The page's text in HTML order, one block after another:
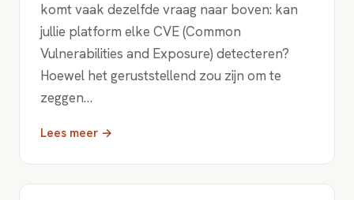
komt vaak dezelfde vraag naar boven: kan
jullie platform elke CVE (Common
Vulnerabilities and Exposure) detecteren?
Hoewel het geruststellend zou zijn om te
zeggen…
Lees meer →